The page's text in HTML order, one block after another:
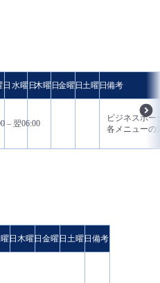
日 水曜日木曜日金曜日土曜日備考
– 翌06:00
ビジネスポ
各メニューの
日 木曜日 金曜日 土曜日 備考